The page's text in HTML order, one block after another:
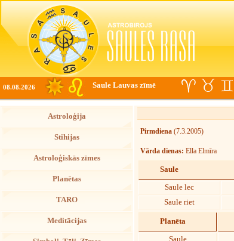
08.08.2026 Saule Lauvas zīmē
Astroloģija
Stihijas
Astroloģiskās zīmes
Planētas
TARO
Meditācijas
Pirmdiena (7.3.2005)
Vārda dienas: Ella Elmīra
Saule
Saule lec
Saule riet
Planēta
Saule